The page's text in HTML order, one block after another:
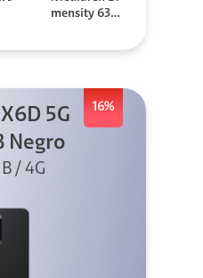
mensity 630
16%
5G
Negro
/ 4G